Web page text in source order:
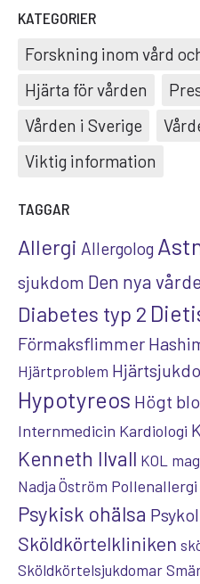
KATEGORIER
Forskning inom vård
Hjärta för vården
Vården i Sverige
Viktig information
TAGGAR
Allergi Allergolog
sjukdom Den nya
Diabetes typ 2
Förmaksflimmer
Hjärtproblem
Hypotyreos Högt
Internmedicin Kardiologi
Kenneth Ilvall KOL
Nadja Öström Pollenallergi
Psykisk ohälsa
Sköldkörtelkliniken
Sköldkörtelsjukdomar